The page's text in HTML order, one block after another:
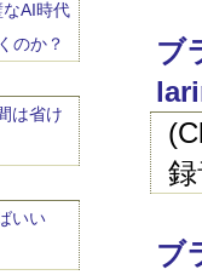
AI時代
のか？
は省け
いい
ブ
ブ